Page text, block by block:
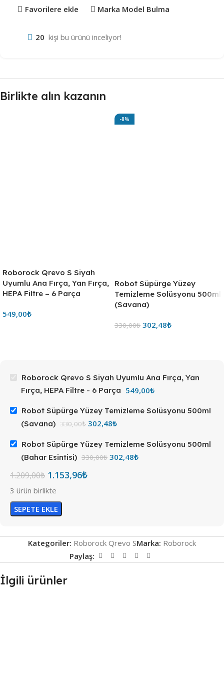
Favorilere ekle Marka Model Bulma
20 kişi bu ürünü inceliyor!
Birlikte alın kazanın
Roborock Qrevo S Siyah
Uyumlu Ana Fırça, Yan Fırça,
HEPA Filtre – 6 Parça
549,00₺
-8%
Robot Süpürge Yüzey
Temizleme Solüsyonu 500ml
(Savana)
330,00₺ 302,48₺
Roborock Qrevo S Siyah Uyumlu Ana Fırça, Yan
Fırça, HEPA Filtre - 6 Parça 549,00₺
Robot Süpürge Yüzey Temizleme Solüsyonu 500ml
(Savana) 330,00₺ 302,48₺
Robot Süpürge Yüzey Temizleme Solüsyonu 500ml
(Bahar Esintisi) 330,00₺ 302,48₺
1.209,00₺ 1.153,96₺
3 ürün birlikte
SEPETE EKLE
Kategoriler: Roborock Qrevo SMarka: Roborock
Paylaş:
İlgili ürünler